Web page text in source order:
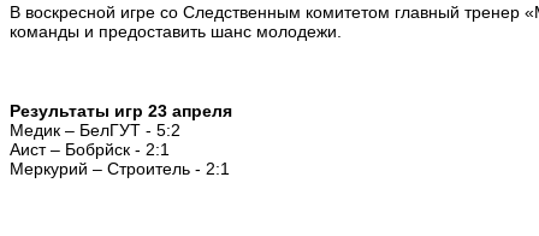
В воскресной игре со Следственным комитетом главный тренер
команды и предоставить шанс молодежи.
Результаты игр 23 апреля
Медик – БелГУТ - 5:2
Аист – Бобрйск - 2:1
Меркурий – Строитель - 2:1